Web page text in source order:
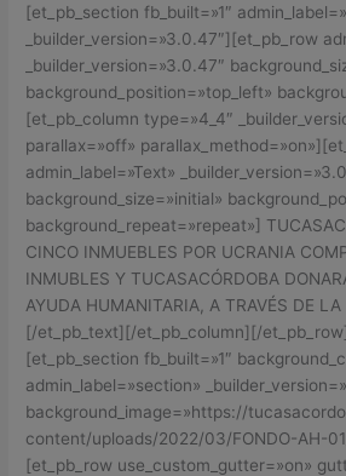
[et_pb_section fb_built=»1″
_builder_version=»3.0.47″][et_pb_row
_builder_version=»3.0.47″
background_position=»top_left»
[et_pb_column type=»4_4″
parallax=»off»
admin_label=»Text»
background_size=»initial»
background_repeat=»repeat»]
CINCO INMUEBLES POR UCRANIA
INMUBLES Y TUCASACÓRDOBA
AYUDA HUMANITARIA, A TRAVÉS DE
[/et_pb_text][/et_pb_column][/
[et_pb_section fb_built=»1″
admin_label=»section»
background_image=»https://
content/uploads/2022/03/FONDO-AH-
[et_pb_row use_custom_gutter=»on»
CON
TUCASACORDOBA